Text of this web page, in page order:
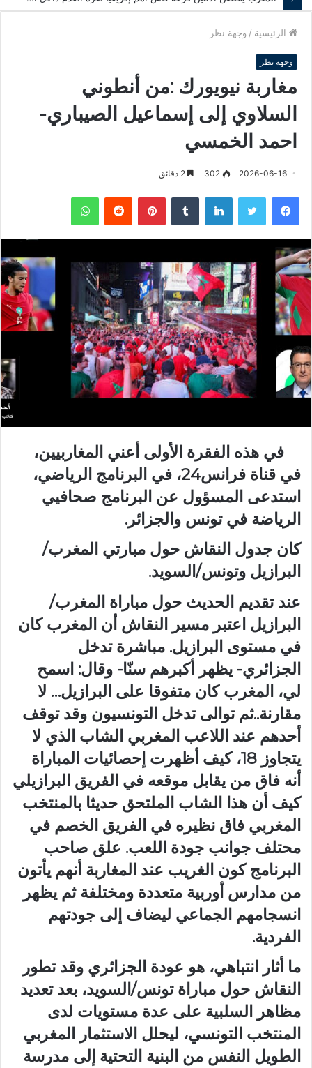
الرئيسية / وجهة نظر
وجهة نظر
مغاربة نيويورك :من أنطوني
السلاوي إلى إسماعيل الصيباري-
احمد الخمسي
2026-06-16
302
فيسبوك لينكدإن بينتيريست
في هذه الفقرة الأولى أعني المغاربيين،
في قناة فرانس24، في البرنامج الرياضي،
استدعى المسؤول عن البرنامج صحافيي
الرياضة في تونس والجزائر.
كان جدول النقاش حول مبارتي المغرب/
البرازيل وتونس/السويد.
عند تقديم الحديث حول مباراة المغرب/
البرازيل اعتبر مسير النقاش أن المغرب كان
في مستوى البرازيل. مباشرة تدخل
الجزائري- يظهر أكبرهم سنّا- وقال: اسمح
لي، المغرب كان متفوقا على البرازيل… لا
مقارنة..ثم توالى تدخل التونسيون وقد توقف
أحدهم عند اللاعب المغربي الشاب الذي لا
يتجاوز 18، كيف أظهرت إحصائيات المباراة
أنه فاق من يقابل موقعه في الفريق البرازيلي
كيف أن هذا الشاب الملتحق حديثا بالمنتخب
المغربي فاق نظيره في الفريق الخصم في
محتلف جوانب جودة اللعب. علق صاحب
البرنامج كون الغريب عند المغاربة أنهم يأتون
من مدارس أوربية متعددة ومختلفة ثم يظهر
انسجامهم الجماعي ليضاف إلى جودتهم
الفردية.
ما أثار انتباهي، هو عودة الجزائري وقد تطور
النقاش حول مباراة تونس/السويد، بعد تعديد
مظاهر السلبية على عدة مستويات لدى
المنتخب التونسي، ليحلل الاستثمار المغربي
الطويل النفس من البنية التحتية إلى مدرسة